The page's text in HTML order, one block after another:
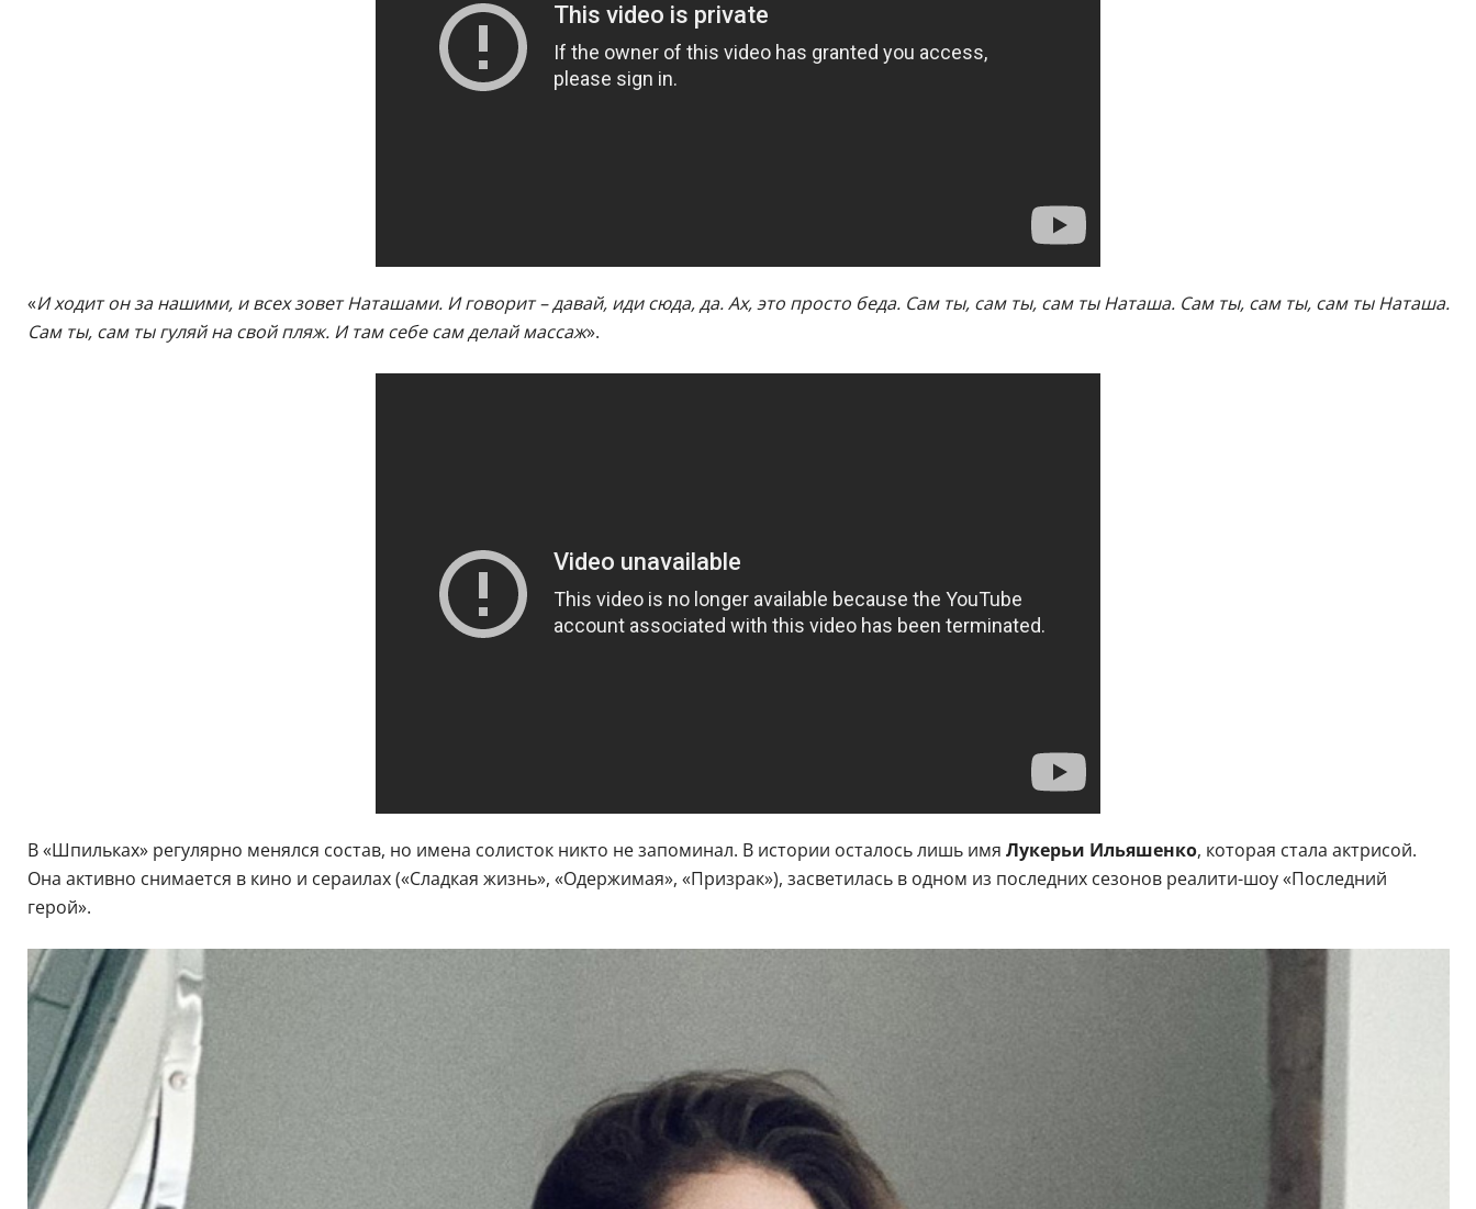
«И ходит он за нашими, и всех зовет Наташами. И говорит – давай, иди сюда, да. Ах, это просто беда. Сам ты, сам ты, сам ты Наташа. Сам ты, сам ты, сам ты Наташа.
Сам ты, сам ты гуляй на свой пляж. И там себе сам делай массаж».
В «Шпильках» регулярно менялся состав, но имена солисток никто не запоминал. В истории осталось лишь имя Лукерьи Ильяшенко, которая стала актрисой.
Она активно снимается в кино и сераилах («Сладкая жизнь», «Одержимая», «Призрак»), засветилась в одном из последних сезонов реалити-шоу «Последний
герой».